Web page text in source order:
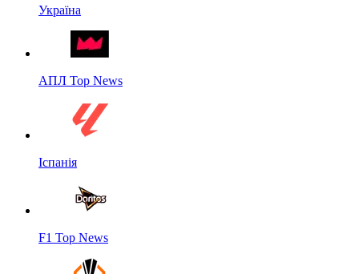
Україна
АПЛ Top News
Іспанія
F1 Top News